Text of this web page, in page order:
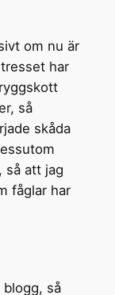
om nu är
har
så
skåda
så att jag
fåglar har
blogg, så